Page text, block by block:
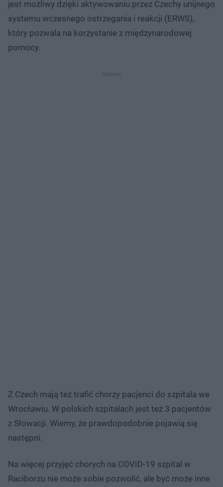
jest możliwy dzięki aktywowaniu przez Czechy unijnego
systemu wczesnego ostrzegania i reakcji (ERWS),
który pozwala na korzystanie z międzynarodowej
pomocy.
Z Czech mają też trafić chorzy pacjenci do szpitala we
Wrocławiu. W polskich szpitalach jest też 3 pacjentów
z Słowacji. Wiemy, że prawdopodobnie pojawią się
następni.
Na więcej przyjęć chorych na COVID-19 szpital w
Raciborzu nie może sobie pozwolić, ale być może inne